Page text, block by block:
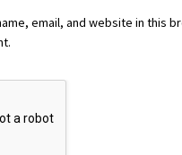
email, and website in this